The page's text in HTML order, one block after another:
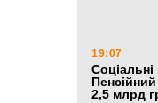
19:07
2,5 млрд